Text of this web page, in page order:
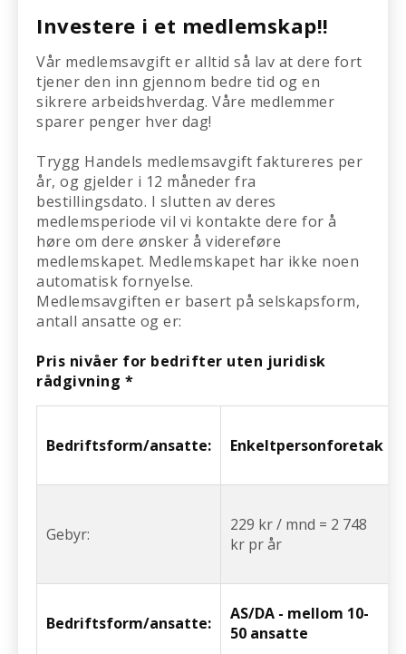
Investere i et medlemskap!!
Vår medlemsavgift er alltid så lav at dere fort
tjener den inn gjennom bedre tid og en
sikrere arbeidshverdag. Våre medlemmer
sparer penger hver dag!
Trygg Handels medlemsavgift faktureres per
år, og gjelder i 12 måneder fra
bestillingsdato. I slutten av deres
medlemsperiode vil vi kontakte dere for å
høre om dere ønsker å videreføre
medlemskapet. Medlemskapet har ikke noen
automatisk fornyelse.
Medlemsavgiften er basert på selskapsform,
antall ansatte og er:
Pris nivåer for bedrifter uten juridisk
rådgivning *
Bedriftsform/ansatte: Enkeltpersonforetak
Gebyr:
229 kr / mnd = 2 748
kr pr år
Bedriftsform/ansatte:
AS/DA - mellom 10-
50 ansatte